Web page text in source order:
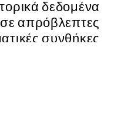
δεδομένα
απρόβλεπτες
συνθήκες